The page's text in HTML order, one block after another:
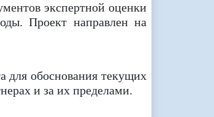
экспертной оценки
Проект направлен на
для обоснования текущих
и за их пределами.